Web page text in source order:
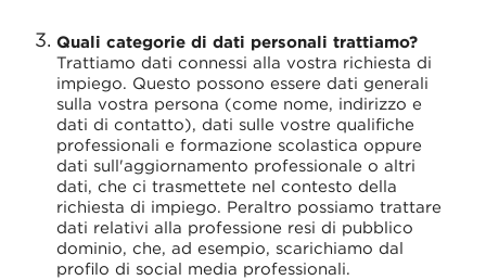
Quali categorie di dati personali trattiamo?
Trattiamo dati connessi alla vostra richiesta di
impiego. Questo possono essere dati generali
sulla vostra persona (come nome, indirizzo e
dati di contatto), dati sulle vostre qualifiche
professionali e formazione scolastica oppure
dati sull'aggiornamento professionale o altri
dati, che ci trasmettete nel contesto della
richiesta di impiego. Peraltro possiamo trattare
dati relativi alla professione resi di pubblico
dominio, che, ad esempio, scarichiamo dal
profilo di social media professionali.